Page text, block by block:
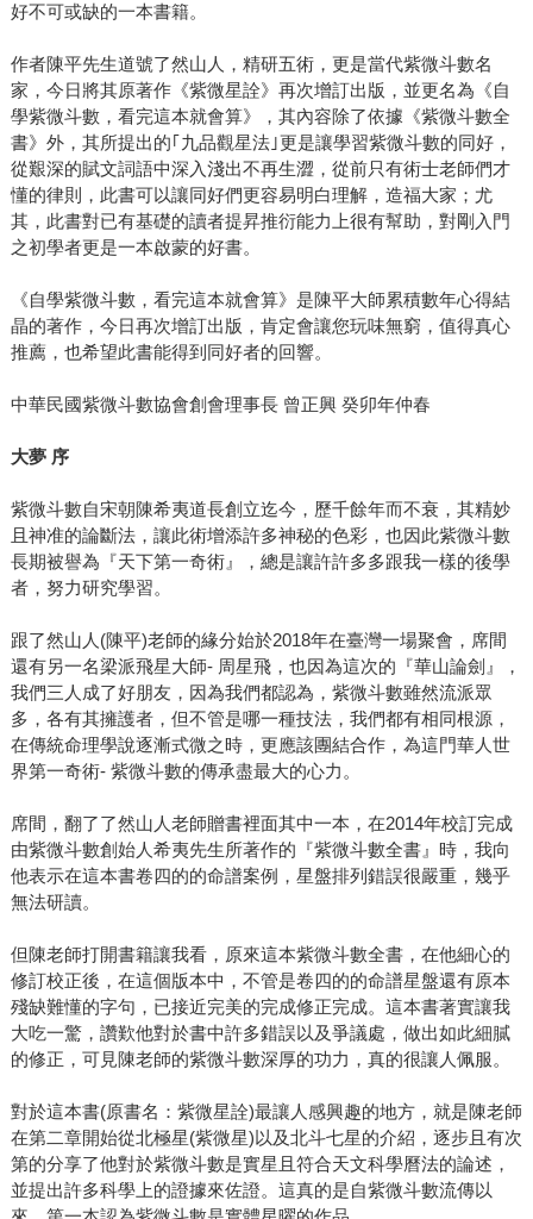
好不可或缺的一本書籍。
作者陳平先生道號了然山人，精研五術，更是當代紫微斗數名
家，今日將其原著作《紫微星詮》再次增訂出版，並更名為《自
學紫微斗數，看完這本就會算》，其內容除了依據《紫微斗數全
書》外，其所提出的｢九品觀星法｣更是讓學習紫微斗數的同好，
從艱深的賦文詞語中深入淺出不再生澀，從前只有術士老師們才
懂的律則，此書可以讓同好們更容易明白理解，造福大家；尤
其，此書對已有基礎的讀者提昇推衍能力上很有幫助，對剛入門
之初學者更是一本啟蒙的好書。
《自學紫微斗數，看完這本就會算》是陳平大師累積數年心得結
晶的著作，今日再次增訂出版，肯定會讓您玩味無窮，值得真心
推薦，也希望此書能得到同好者的回響。
中華民國紫微斗數協會創會理事長 曾正興 癸卯年仲春
大夢 序
紫微斗數自宋朝陳希夷道長創立迄今，歷千餘年而不衰，其精妙
且神准的論斷法，讓此術增添許多神秘的色彩，也因此紫微斗數
長期被譽為『天下第一奇術』，總是讓許許多多跟我一樣的後學
者，努力研究學習。
跟了然山人(陳平)老師的緣分始於2018年在臺灣一場聚會，席間
還有另一名梁派飛星大師- 周星飛，也因為這次的『華山論劍』，
我們三人成了好朋友，因為我們都認為，紫微斗數雖然流派眾
多，各有其擁護者，但不管是哪一種技法，我們都有相同根源，
在傳統命理學說逐漸式微之時，更應該團結合作，為這門華人世
界第一奇術- 紫微斗數的傳承盡最大的心力。
席間，翻了了然山人老師贈書裡面其中一本，在2014年校訂完成
由紫微斗數創始人希夷先生所著作的『紫微斗數全書』時，我向
他表示在這本書卷四的的命譜案例，星盤排列錯誤很嚴重，幾乎
無法研讀。
但陳老師打開書籍讓我看，原來這本紫微斗數全書，在他細心的
修訂校正後，在這個版本中，不管是卷四的的命譜星盤還有原本
殘缺難懂的字句，已接近完美的完成修正完成。這本書著實讓我
大吃一驚，讚歎他對於書中許多錯誤以及爭議處，做出如此細膩
的修正，可見陳老師的紫微斗數深厚的功力，真的很讓人佩服。
對於這本書(原書名：紫微星詮)最讓人感興趣的地方，就是陳老師
在第二章開始從北極星(紫微星)以及北斗七星的介紹，逐步且有次
第的分享了他對於紫微斗數是實星且符合天文科學曆法的論述，
並提出許多科學上的證據來佐證。這真的是自紫微斗數流傳以